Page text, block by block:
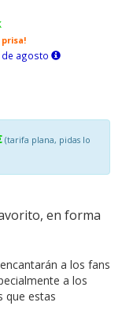
prisa!
de agosto
(tarifa plana, pidas lo
en forma
a los fans
a los
que estas